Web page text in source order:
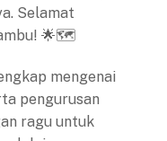
Selamat
🌟🗺️
mengenai
pengurusan
ragu untuk